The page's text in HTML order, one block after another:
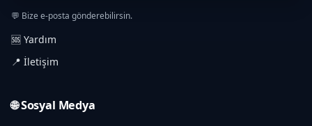
💬 Bize e-posta gönderebilirsin.
🆘 Yardım
📍 İletişim
🌐 Sosyal Medya